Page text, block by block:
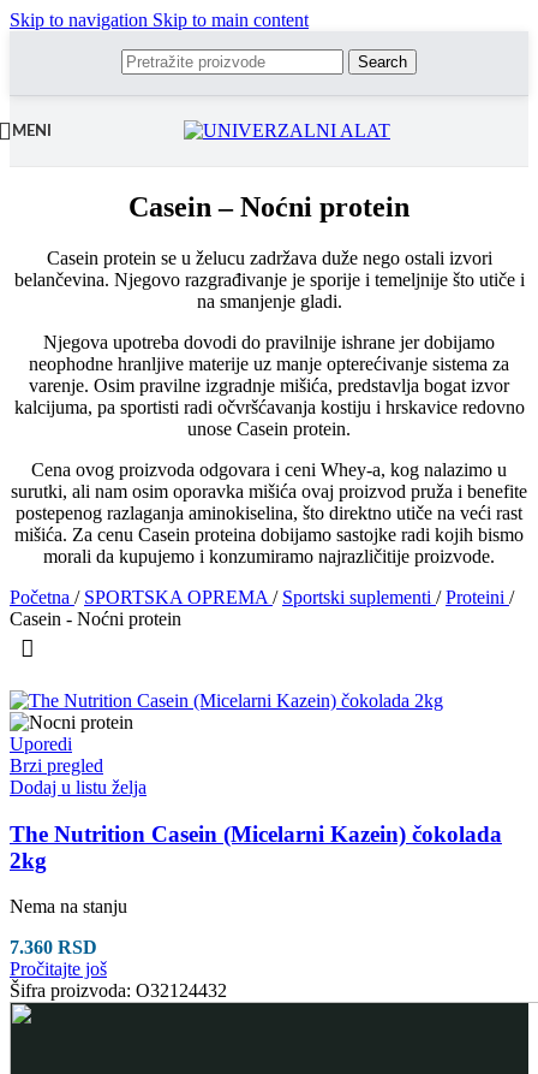
Skip to navigation Skip to main content
Search
MENI
Casein – Noćni protein
Casein protein se u želucu zadržava duže nego ostali izvori
belančevina. Njegovo razgrađivanje je sporije i temeljnije što utiče i
na smanjenje gladi.
Njegova upotreba dovodi do pravilnije ishrane jer dobijamo
neophodne hranljive materije uz manje opterećivanje sistema za
varenje. Osim pravilne izgradnje mišića, predstavlja bogat izvor
kalcijuma, pa sportisti radi očvršćavanja kostiju i hrskavice redovno
unose Casein protein.
Cena ovog proizvoda odgovara i ceni Whey-a, kog nalazimo u
surutki, ali nam osim oporavka mišića ovaj proizvod pruža i benefite
postepenog razlaganja aminokiselina, što direktno utiče na veći rast
mišića. Za cenu Casein proteina dobijamo sastojke radi kojih bismo
morali da kupujemo i konzumiramo najrazličitije proizvode.
Početna / SPORTSKA OPREMA / Sportski suplementi / Proteini /
Casein - Noćni protein
Uporedi
Brzi pregled
Dodaj u listu želja
The Nutrition Casein (Micelarni Kazein) čokolada
2kg
Nema na stanju
7.360 RSD
Pročitajte još
Šifra proizvoda: O32124432